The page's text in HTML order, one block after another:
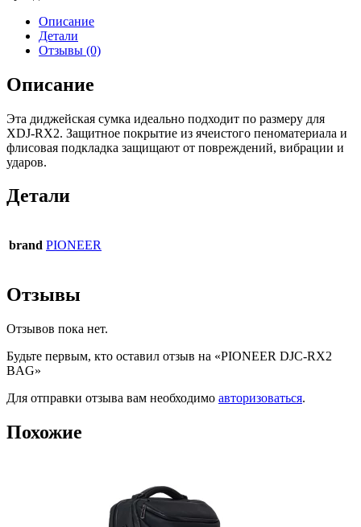
Описание
Детали
Отзывы (0)
Описание
Эта диджейская сумка идеально подходит по размеру для
XDJ-RX2. Защитное покрытие из ячеистого пеноматериала и
флисовая подкладка защищают от повреждений, вибрации и
ударов.
Детали
brand PIONEER
Отзывы
Отзывов пока нет.
Будьте первым, кто оставил отзыв на «PIONEER DJC-RX2
BAG»
Для отправки отзыва вам необходимо авторизоваться.
Похожие